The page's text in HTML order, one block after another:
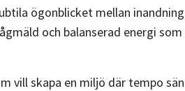
ögonblicket mellan
och balanserad energi
vill skapa en miljö där tempo